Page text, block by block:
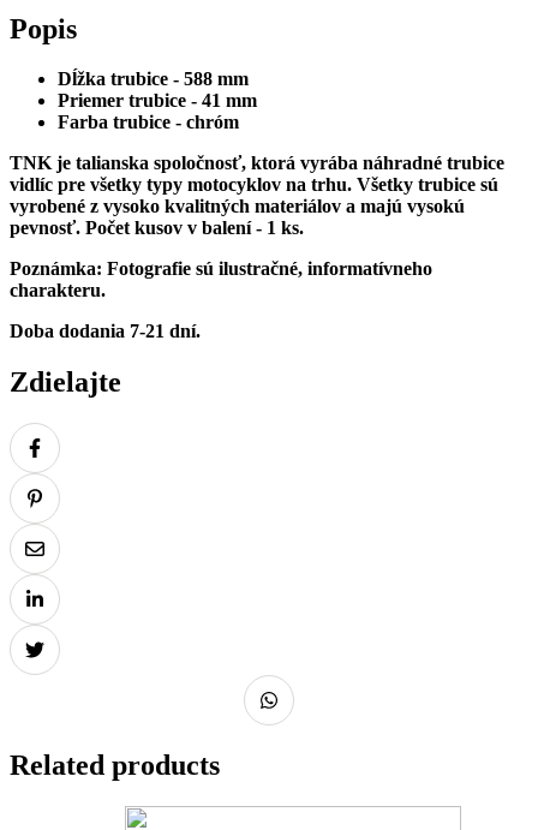
Popis
Dĺžka trubice - 588 mm
Priemer trubice - 41 mm
Farba trubice - chróm
TNK je talianska spoločnosť, ktorá vyrába náhradné trubice
vidlíc pre všetky typy motocyklov na trhu. Všetky trubice sú
vyrobené z vysoko kvalitných materiálov a majú vysokú
pevnosť. Počet kusov v balení - 1 ks.
Poznámka: Fotografie sú ilustračné, informatívneho
charakteru.
Doba dodania 7-21 dní.
Zdielajte
Related products